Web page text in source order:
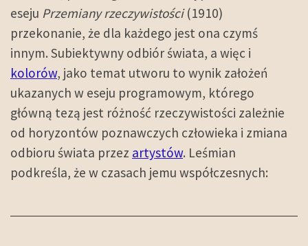
eseju Przemiany rzeczywistości(1910)
przekonanie, że dla każdego jest ona czymś
innym. Subiektywny odbiór świata, a więc i
kolorów, jako temat utworu to wynik założeń
ukazanych w eseju programowym, którego
główną tezą jest różność rzeczywistości zależnie
od horyzontów poznawczych człowieka i zmiana
odbioru świata przez artystów. Leśmian
podkreśla, że w czasach jemu współczesnych: